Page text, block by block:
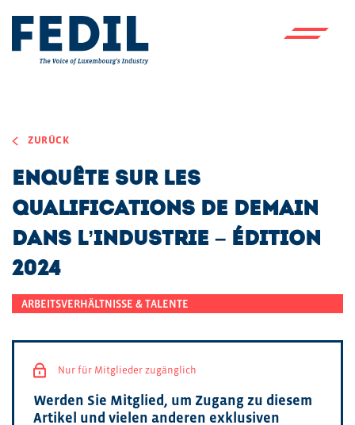
ZURÜCK
Enquête sur les
Qualifications de demain
dans l’Industrie – Édition
2024
ARBEITSVERHÄLTNISSE & TALENTE
Nur für Mitglieder zugänglich
Werden Sie Mitglied, um Zugang zu diesem
Artikel und vielen anderen exklusiven